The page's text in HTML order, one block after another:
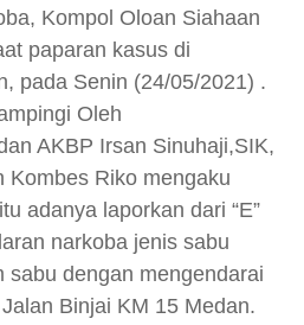
Kompol Oloan Siahaan
paparan kasus di
pada Senin (24/05/2021) .
Oleh
AKBP Irsan Sinuhaji,SIK,
Kombes Riko mengaku
adanya laporkan dari “E”
narkoba jenis sabu
sabu dengan mengendarai
Binjai KM 15 Medan.